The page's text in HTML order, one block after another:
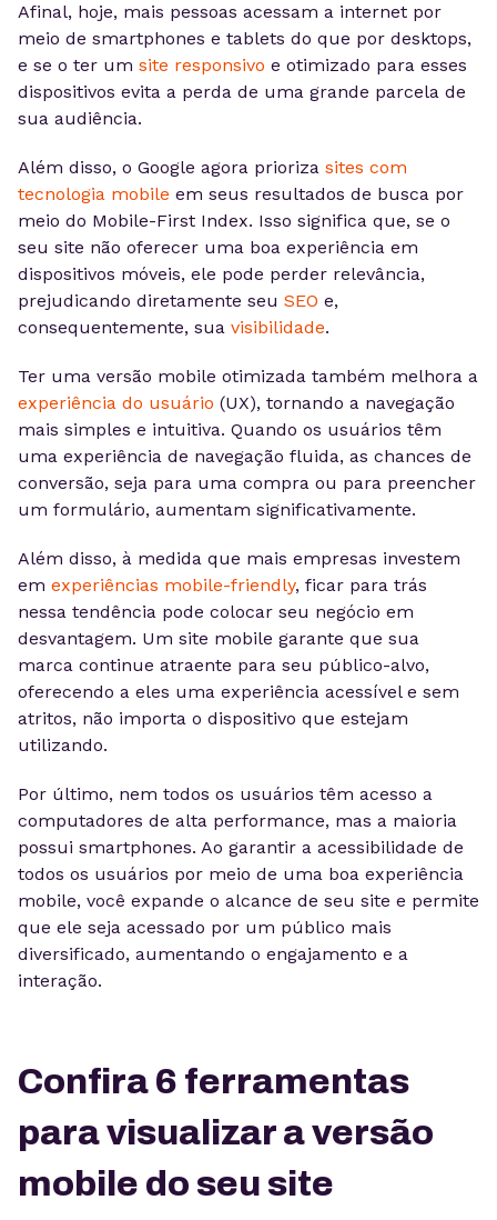
Afinal, hoje, mais pessoas acessam a internet por
meio de smartphones e tablets do que por desktops,
e se o ter um site responsivo e otimizado para esses
dispositivos evita a perda de uma grande parcela de
sua audiência.
Além disso, o Google agora prioriza sites com
tecnologia mobile em seus resultados de busca por
meio do Mobile-First Index. Isso significa que, se o
seu site não oferecer uma boa experiência em
dispositivos móveis, ele pode perder relevância,
prejudicando diretamente seu SEO e,
consequentemente, sua visibilidade.
Ter uma versão mobile otimizada também melhora a
experiência do usuário (UX), tornando a navegação
mais simples e intuitiva. Quando os usuários têm
uma experiência de navegação fluida, as chances de
conversão, seja para uma compra ou para preencher
um formulário, aumentam significativamente.
Além disso, à medida que mais empresas investem
em experiências mobile-friendly, ficar para trás
nessa tendência pode colocar seu negócio em
desvantagem. Um site mobile garante que sua
marca continue atraente para seu público-alvo,
oferecendo a eles uma experiência acessível e sem
atritos, não importa o dispositivo que estejam
utilizando.
Por último, nem todos os usuários têm acesso a
computadores de alta performance, mas a maioria
possui smartphones. Ao garantir a acessibilidade de
todos os usuários por meio de uma boa experiência
mobile, você expande o alcance de seu site e permite
que ele seja acessado por um público mais
diversificado, aumentando o engajamento e a
interação.
Confira 6 ferramentas
para visualizar a versão
mobile do seu site